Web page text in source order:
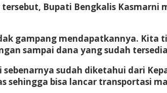
Bupati Bengkalis Kasmarni
gampang mendapatkannya.
sampai dana yang sudah
sudah diketahui dari
sehingga bisa lancar transportasi